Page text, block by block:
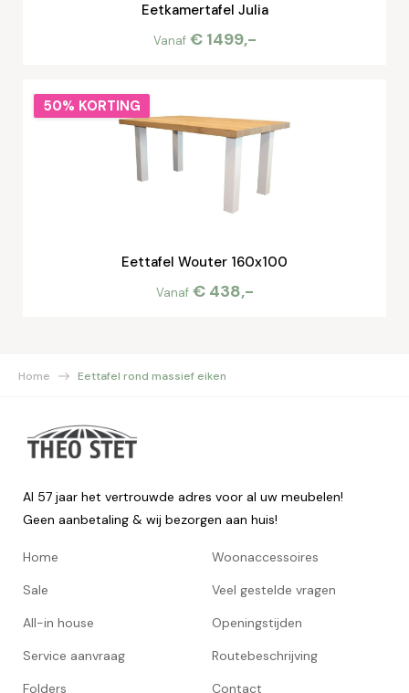
Eetkamertafel Julia
Vanaf € 1499,-
Eettafel Wouter 160x100
Vanaf € 438,-
50% KORTING
Home Eettafel rond massief eiken
Al 57 jaar het vertrouwde adres voor al uw meubelen!
Geen aanbetaling & wij bezorgen aan huis!
Home
Sale
All-in house
Service aanvraag
Folders
Woonaccessoires
Veel gestelde vragen
Openingstijden
Routebeschrijving
Contact